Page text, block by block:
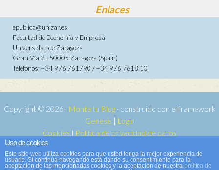
Enlaces
epublica@unizar.es
Facultad de Economía y Empresa
Universidad de Zaragoza
Gran Vía 2 - 50005 Zaragoza (Spain)
Teléfonos: +34 976 761790 / +34 976 7618 10
Copyright © 2026 · Monta tu Blog· construido con el framework
Genesis | Login
Cookies | Política de privacidad de datos
Copyright © 2026 ·
WordPress·Acceder
Uso de cookies
Este sitio web utiliza cookies para que usted tenga la mejor experiencia de
usuario. Si continúa navegando está dando su consentimiento para la
aceptación de las mencionadas cookies y la aceptación de nuestra política de